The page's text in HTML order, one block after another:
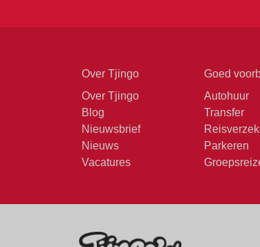
Over Tjingo
Over Tjingo
Blog
Nieuwsbrief
Nieuws
Vacatures
Goed
Autohuur
Transfer
Parkeren